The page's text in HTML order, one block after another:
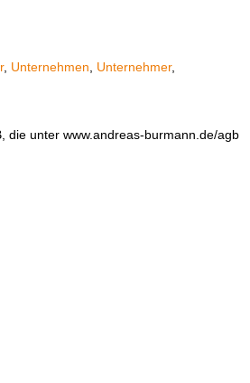
, Unternehmen Unternehmer,
die unter www.andreas-burmann.de/agb